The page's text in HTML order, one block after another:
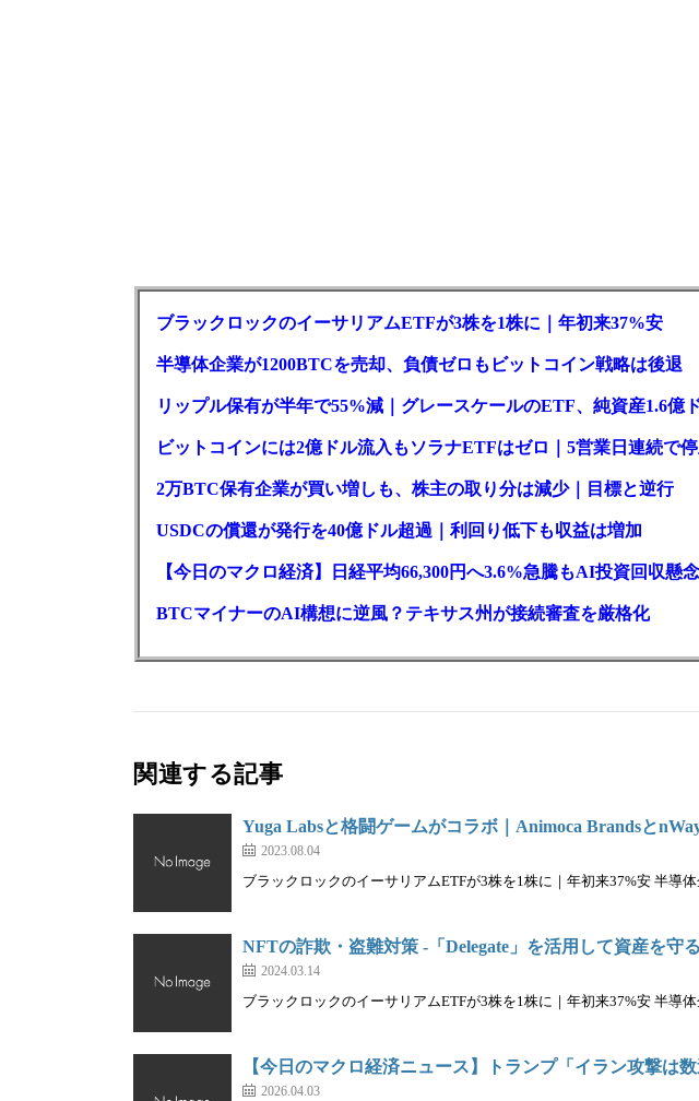
ブラックロックのイーサリアムETFが3株を1株に｜年初来37%安
半導体企業が1200BTCを売却、負債ゼロもビットコイン戦略は後退
リップル保有が半年で55%減｜グレースケールのETF、純資産1.6億
ビットコインには2億ドル流入もソラナETFはゼロ｜5営業日連続で
2万BTC保有企業が買い増しも、株主の取り分は減少｜目標と逆行
USDCの償還が発行を40億ドル超過｜利回り低下も収益は増加
【今日のマクロ経済】日経平均66,300円へ3.6%急騰もAI投資回収懸
BTCマイナーのAI構想に逆風？テキサス州が接続審査を厳格化
関連する記事
Yuga Labsと格闘ゲームがコラボ｜Animoca Brandsと
2023.08.04
ブラックロックのイーサリアムETFが3株を1株に｜年初来37%安 半
NFTの詐欺・盗難対策 -「Delegate」を活用して資産を守
2024.03.14
ブラックロックのイーサリアムETFが3株を1株に｜年初来37%安 半
【今日のマクロ経済ニュース】トランプ「イラン攻撃は
2026.04.03